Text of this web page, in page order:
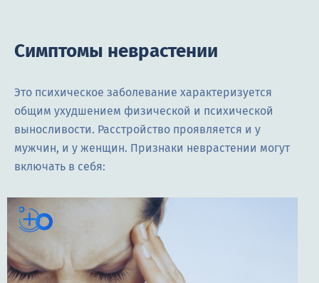
Симптомы неврастении
Это психическое заболевание характеризуется
общим ухудшением физической и психической
выносливости. Расстройство проявляется и у
мужчин, и у женщин. Признаки неврастении могут
включать в себя: